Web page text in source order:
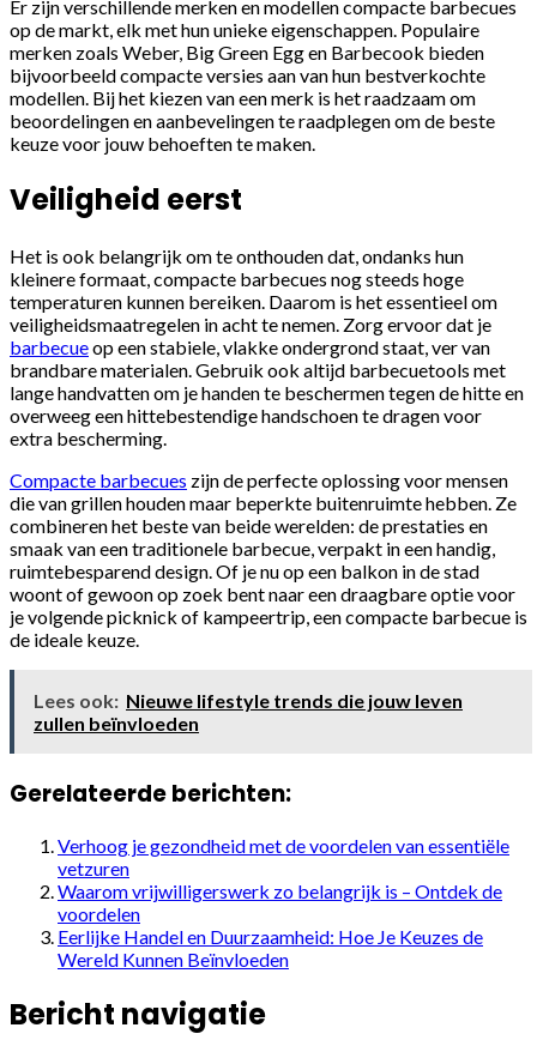
Er zijn verschillende merken en modellen compacte barbecues
op de markt, elk met hun unieke eigenschappen. Populaire
merken zoals Weber, Big Green Egg en Barbecook bieden
bijvoorbeeld compacte versies aan van hun bestverkochte
modellen. Bij het kiezen van een merk is het raadzaam om
beoordelingen en aanbevelingen te raadplegen om de beste
keuze voor jouw behoeften te maken.
Veiligheid eerst
Het is ook belangrijk om te onthouden dat, ondanks hun
kleinere formaat, compacte barbecues nog steeds hoge
temperaturen kunnen bereiken. Daarom is het essentieel om
veiligheidsmaatregelen in acht te nemen. Zorg ervoor dat je
barbecueop een stabiele, vlakke ondergrond staat, ver van
brandbare materialen. Gebruik ook altijd barbecuetools met
lange handvatten om je handen te beschermen tegen de hitte en
overweeg een hittebestendige handschoen te dragen voor
extra bescherming.
Compacte barbecues zijn de perfecte oplossing voor mensen
die van grillen houden maar beperkte buitenruimte hebben. Ze
combineren het beste van beide werelden: de prestaties en
smaak van een traditionele barbecue, verpakt in een handig,
ruimtebesparend design. Of je nu op een balkon in de stad
woont of gewoon op zoek bent naar een draagbare optie voor
je volgende picknick of kampeertrip, een compacte barbecue is
de ideale keuze.
Lees ook: Nieuwe lifestyle trends die jouw leven
zullen beïnvloeden
Gerelateerde berichten:
Verhoog je gezondheid met de voordelen van essentiële
vetzuren
Waarom vrijwilligerswerk zo belangrijk is – Ontdek de
voordelen
Eerlijke Handel en Duurzaamheid: Hoe Je Keuzes de
Wereld Kunnen Beïnvloeden
Bericht navigatie